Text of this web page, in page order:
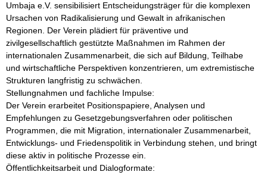
Umbaja e.V. sensibilisiert Entscheidungsträger für die komplexen
Ursachen von Radikalisierung und Gewalt in afrikanischen
Regionen. Der Verein plädiert für präventive und
zivilgesellschaftlich gestützte Maßnahmen im Rahmen der
internationalen Zusammenarbeit, die sich auf Bildung, Teilhabe
und wirtschaftliche Perspektiven konzentrieren, um extremistische
Strukturen langfristig zu schwächen.
Stellungnahmen und fachliche Impulse:
Der Verein erarbeitet Positionspapiere, Analysen und
Empfehlungen zu Gesetzgebungsverfahren oder politischen
Programmen, die mit Migration, internationaler Zusammenarbeit,
Entwicklungs- und Friedenspolitik in Verbindung stehen, und bringt
diese aktiv in politische Prozesse ein.
Öffentlichkeitsarbeit und Dialogformate: